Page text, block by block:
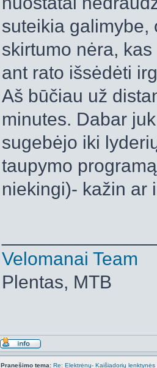
suteikia galimybe,
skirtumo nėra,
ant rato išsėdėti
Aš būčiau už
minutes. Dabar
sugebėjo iki
taupymo
niekingi)- kažin ar
Velomanai Team
Plentas, MTB
Pranešimo tema: Re: Elektrėnų- Kaišiadorių lenktynės